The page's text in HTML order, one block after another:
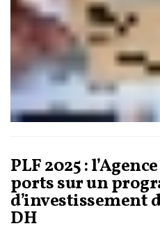
PLF 2025 :
ports sur un
d’investissement
DH